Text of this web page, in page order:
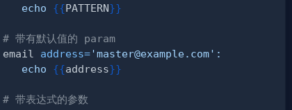
echo
{{PATTERN}}
# 带有默认值的 param
email address='master@example.com' :
echo
{{address}}
# 带表达式的参数